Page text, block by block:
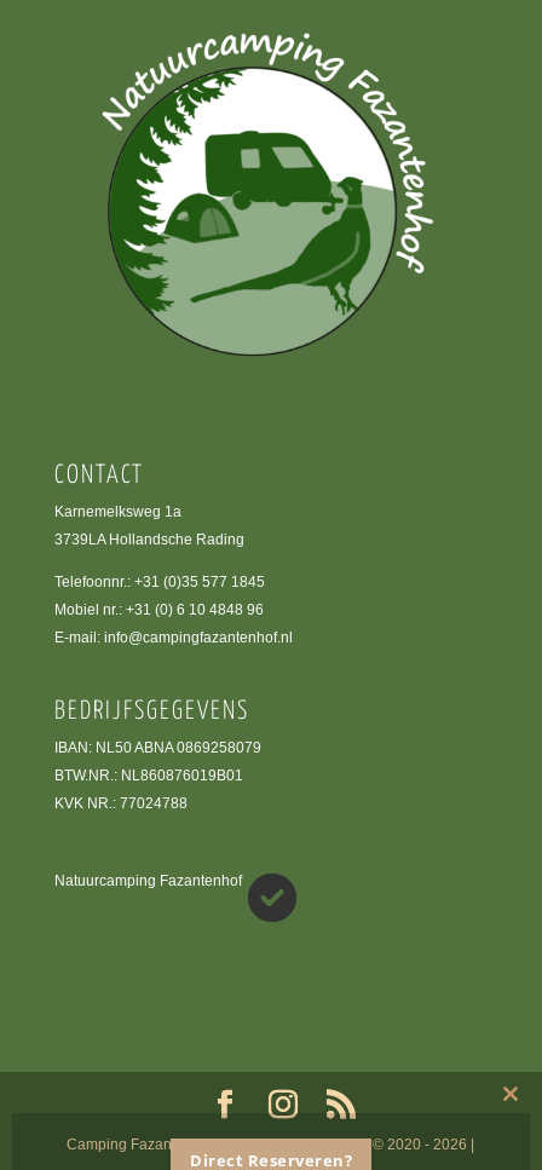
CONTACT
Karnemelksweg 1a
3739LA Hollandsche Rading
Telefoonnr.: +31 (0)35 577 1845
Mobiel nr.: +31 (0) 6 10 4848 96
E-mail: info@campingfazantenhof.nl
BEDRIJFSGEGEVENS
IBAN: NL50 ABNA 0869258079
BTW.NR.: NL860876019B01
KVK NR.: 77024788
Natuurcamping Fazantenhof
Camping Fazantenhof Beheer B.V. | Copyright © 2020 - 2026 |
Direct Reserveren?